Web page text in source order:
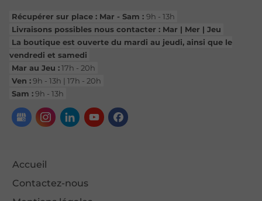
Récupérer sur place : Mar - Sam :9h - 13h
Livraisons possibles nous contacter : Mar | Mer | Jeu
La boutique est ouverte du mardi au jeudi, ainsi que le
vendredi et samedi
Mar au Jeu :17h - 20h
Ven :9h - 13h | 17h - 20h
Sam :9h - 13h
Accueil
Contactez-nous